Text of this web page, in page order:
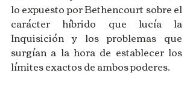
lo expuesto por Bethencourt sobre el
carácter híbrido que lucía la
Inquisición y los problemas que
surgían a la hora de establecer los
límites exactos de ambos poderes.